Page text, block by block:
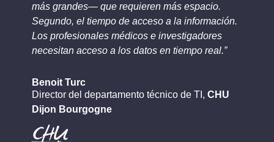
más grandes— que requieren más espacio.
Segundo, el tiempo de acceso a la información.
Los profesionales médicos e investigadores
necesitan acceso a los datos en tiempo real.”
Benoit Turc
Director del departamento técnico de TI , CHU
Dijon Bourgogne